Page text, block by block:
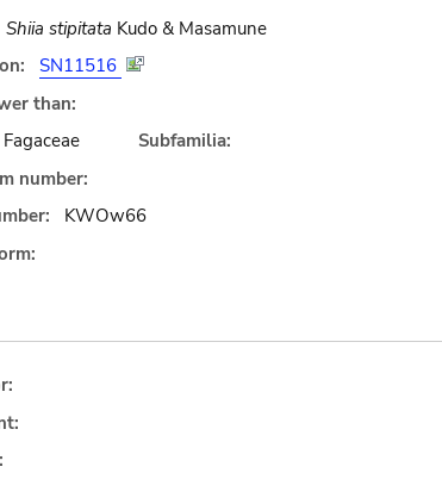
Shiia stipitata Kudo & Masamune
SN11516
than:
Fagaceae
Subfamilia:
number:
KWOw66